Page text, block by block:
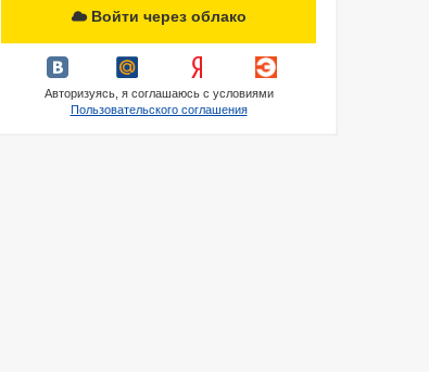
Войти через облако
Авторизуясь, я соглашаюсь с условиями
Пользовательского соглашения